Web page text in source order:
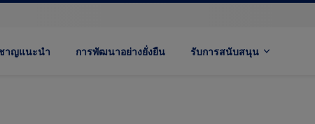
าญแนะนำ การพัฒนาอย่างยั่งยืน รับการสนับสนุน